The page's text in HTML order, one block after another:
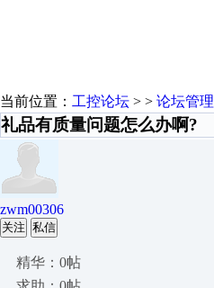
当前位置： 工控论坛 > > 论坛管理
礼品有质量问题怎么办啊?
zwm00306
关注 私信
精华：0帖